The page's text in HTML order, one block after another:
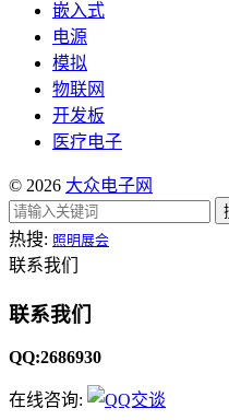
嵌入式
电源
模拟
物联网
开发板
医疗电子
© 2026 大众电子网
热搜: 照明展会
联系我们
联系我们
QQ:2686930
在线咨询: